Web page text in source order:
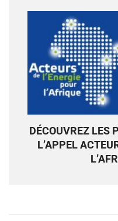
DÉCOUVREZ LES
L’APPEL